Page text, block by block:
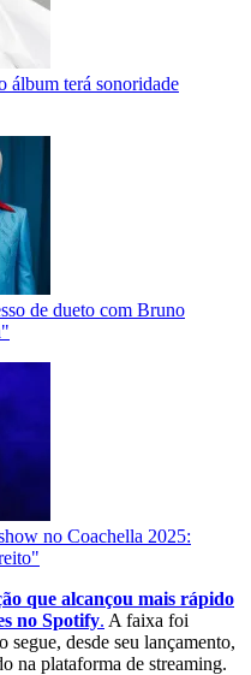
álbum terá sonoridade
de dueto com Bruno
no Coachella 2025:
que alcançou mais rápido
no Spotify. A faixa foi
segue, desde seu lançamento,
na plataforma de streaming.